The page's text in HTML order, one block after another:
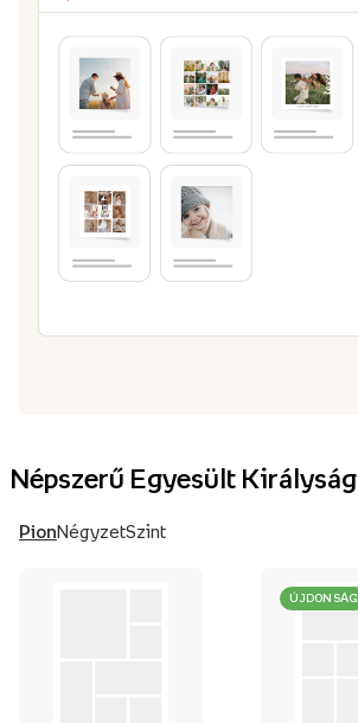
Népszerű Egyesült Királyság
PionNégyzetSzint
ÚJDONSÁG